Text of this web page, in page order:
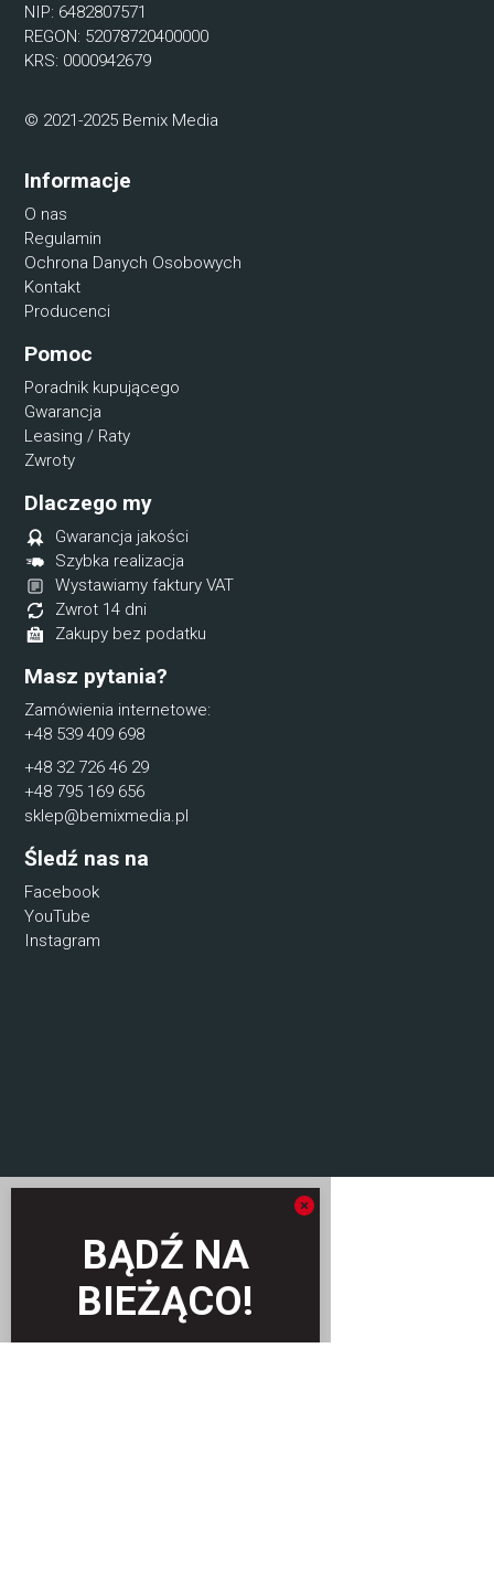
NIP: 6482807571
REGON: 52078720400000
KRS: 0000942679
© 2021-2025 Bemix Media
Informacje
O nas
Regulamin
Ochrona Danych Osobowych
Kontakt
Producenci
Pomoc
Poradnik kupującego
Gwarancja
Leasing / Raty
Zwroty
Dlaczego my
Gwarancja jakości
Szybka realizacja
Wystawiamy faktury VAT
Zwrot 14 dni
Zakupy bez podatku
Masz pytania?
Zamówienia internetowe:
+48 539 409 698
+48 32 726 46 29
+48 795 169 656
sklep@bemixmedia.pl
Śledź nas na
Facebook
YouTube
Instagram